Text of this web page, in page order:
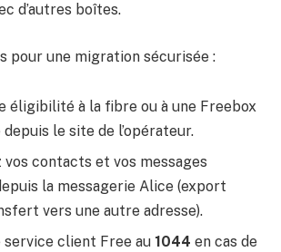
d’autres boîtes.
pour une migration sécurisée :
éligibilité à la fibre ou à une Freebox
le site de l’opérateur.
vos contacts et vos messages
la messagerie Alice (export
vers une autre adresse).
client Free au 1044 en cas de